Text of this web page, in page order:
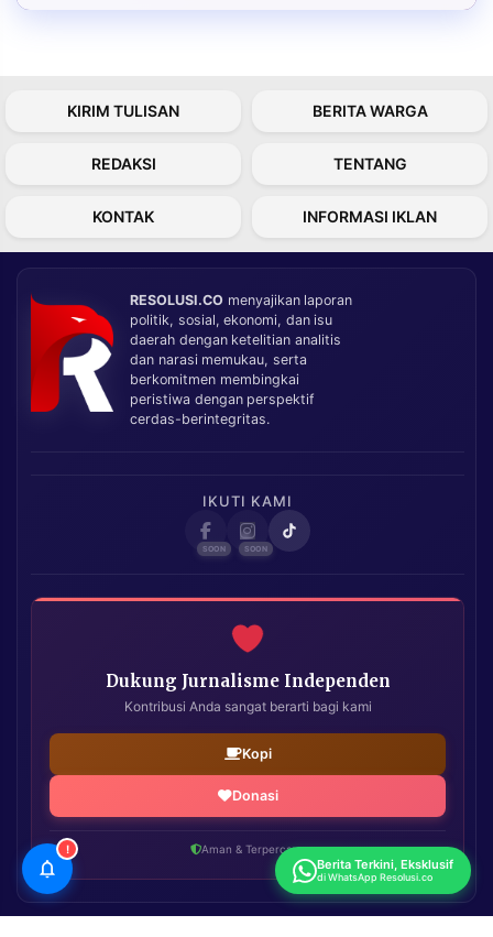
KIRIM TULISAN BERITA WARGA
REDAKSI TENTANG
KONTAK INFORMASI IKLAN
RESOLUSI.CO menyajikan laporan
politik, sosial, ekonomi, dan isu
daerah dengan ketelitian analitis
dan narasi memukau, serta
berkomitmen membingkai
peristiwa dengan perspektif
cerdas-berintegritas.
IKUTI KAMI
Dukung Jurnalisme Independen
Kontribusi Anda sangat berarti bagi kami
Kopi
Donasi
Aman & Terpercaya
!
Berita Terkini, Eksklusif
di WhatsApp Resolusi.co